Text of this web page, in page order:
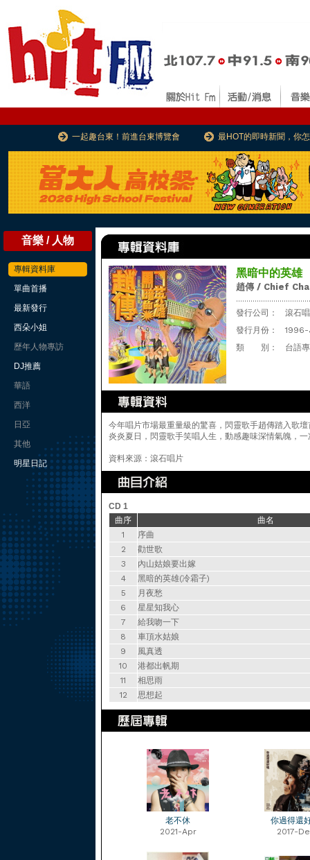
一起趣台東！前進台東博覽會 最HOT的即時新聞，你
音樂 / 人物
專輯資料庫
單曲首播
最新發行
西朵小姐
歷年人物專訪
DJ推薦
華語
西洋
日亞
其他
明星日記
黑暗中的英雄
趙傳 / Chief
發行公司：
滾石
發行月份：
類 別：
台語
今年唱片市場最重量級的驚喜，閃靈歌手趙傳踏入歌
炎炎夏日，閃靈歌手笑唱人生，動感趣味深情氣魄，一
資料來源：滾石唱片
CD 1
曲序
曲名
1
序曲
2
勸世歌
3
內山姑娘要出嫁
4
黑暗的英雄(冷霜子)
5
月夜愁
6
星星知我心
7
給我吻一下
8
車頂水姑娘
9
風真透
10
港都出帆期
11
相思雨
12
思想起
老不休
2021-Apr
你過得還
2017-